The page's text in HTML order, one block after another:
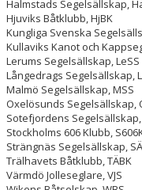
Halmstads Segelsällskap,
Hjuviks Båtklubb, HjBK
Kungliga Svenska
Kullaviks Kanot och
Lerums Segelsällskap, LeSS
Långedrags Segelsällskap,
Malmö Segelsällskap, MSS
Oxelösunds Segelsällskap,
Sotefjordens Segelsällskap,
Stockholms 606 Klubb,
Strängnäs Segelsällskap,
Trälhavets Båtklubb, TÄBK
Värmdö Jolleseglare, VJS